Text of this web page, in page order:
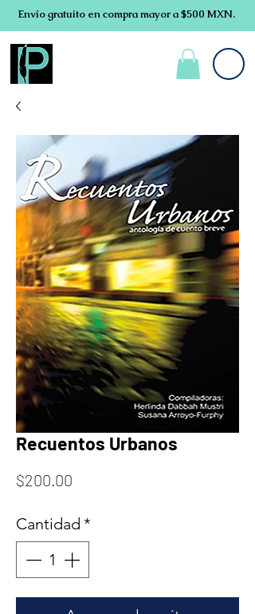
Envío gratuito en compra mayor a $500 MXN.
Recuentos Urbanos
$200.00
Cantidad *